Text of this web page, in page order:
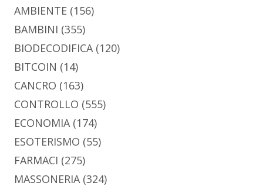
AMBIENTE (156)
BAMBINI (355)
BIODECODIFICA(120)
BITCOIN (14)
CANCRO (163)
CONTROLLO (555)
ECONOMIA(174)
ESOTERISMO (55)
FARMACI (275)
MASSONERIA(324)